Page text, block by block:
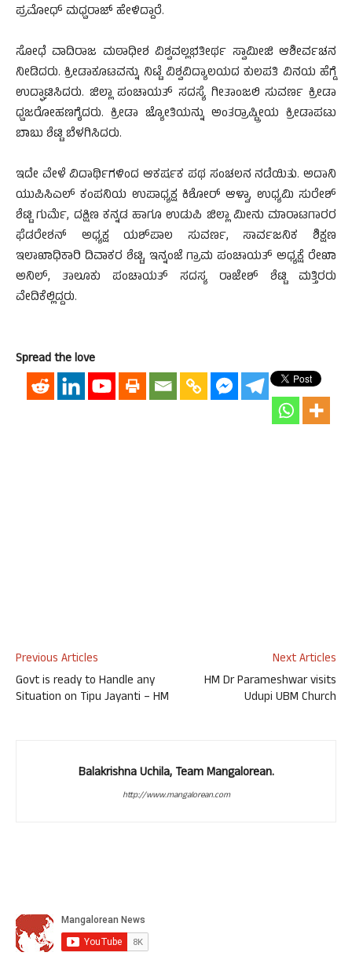
ಪ್ರಮೋಧ್ ಮಧ್ವರಾಜ್ ಹೇಳಿದ್ದಾರೆ.
ಸೋಧೆ ವಾದಿರಾಜ ಮಠಾಧೀಶ ವಿಶ್ವವಲ್ಲಭತೀರ್ಥ ಸ್ವಾಮೀಜಿ ಆಶೀರ್ವಚನ
ನೀಡಿದರು. ಕ್ರೀಡಾಕೂಟವನ್ನು ನಿಟ್ಟೆ ವಿಶ್ವವಿದ್ಯಾಲಯದ ಕುಲಪತಿ ವಿನಯ ಹೆಗ್ಡೆ
ಉದ್ಘಾಟಿಸಿದರು. ಜಿಲ್ಲಾ ಪಂಚಾಯತ್ ಸದಸ್ಯೆ ಗೀತಾಂಜಲಿ ಸುವರ್ಣ ಕ್ರೀಡಾ
ಧ್ವಜರೋಹಣಗೈದರು. ಕ್ರೀಡಾ ಜ್ಯೋತಿಯನ್ನು ಅಂತರ್‍ರಾಷ್ಟ್ರೀಯ ಕ್ರೀಡಾಪಟು
ಬಾಬು ಶೆಟ್ಟಿ ಬೆಳಗಿಸಿದರು.
ಇದೇ ವೇಳೆ ವಿದಾರ್ಥಿಗಳಿಂದ ಆಕರ್ಷಕ ಪಥ ಸಂಚಲನ ನಡೆಯಿತು. ಅದಾನಿ
ಯುಪಿಸಿಎಲ್ ಕಂಪನಿಯ ಉಪಾಧ್ಯಕ್ಷ ಕಿಶೋರ್ ಆಳ್ವಾ, ಉಧ್ಯಮಿ ಸುರೇಶ್
ಶೆಟ್ಟಿ ಗುರ್ಮೆ, ದಕ್ಷಿಣ ಕನ್ನಡ ಹಾಗೂ ಉಡುಪಿ ಜಿಲ್ಲಾ ಮೀನು ಮಾರಾಟಗಾರರ
ಫೆಡರೇಶನ್ ಅಧ್ಯಕ್ಷ ಯಶ್‍ಪಾಲ ಸುವರ್ಣ, ಸಾರ್ವಜನಿಕ ಶಿಕ್ಷಣ
ಇಲಾಖಾಧಿಕಾರಿ ದಿವಾಕರ ಶೆಟ್ಟಿ, ಇನ್ನಂಜೆ ಗ್ರಾಮ ಪಂಚಾಯತ್ ಅಧ್ಯಕ್ಷೆ ರೇಖಾ
ಅನಿಲ್, ತಾಲೂಕು ಪಂಚಾಯತ್ ಸದಸ್ಯ ರಾಜೇಶ್ ಶೆಟ್ಟಿ ಮತ್ತಿರರು
ವೇದಿಕೆಲ್ಲಿದ್ದರು.
Spread the love
Previous Articles
Govt is ready to Handle any
Situation on Tipu Jayanti – HM
Next Articles
HM Dr Parameshwar visits
Udupi UBM Church
Balakrishna Uchila, Team Mangalorean.
http://www.mangalorean.com